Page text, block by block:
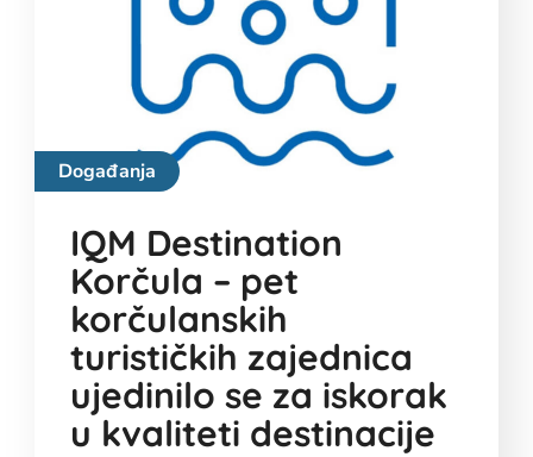
Događanja
IQM Destination
Korčula – pet
korčulanskih
turističkih zajednica
ujedinilo se za iskorak
u kvaliteti destinacije